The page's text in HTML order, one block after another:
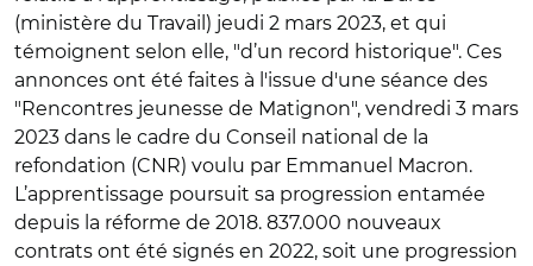
(ministère du Travail) jeudi 2 mars 2023, et qui
témoignent selon elle, "d’un record historique". Ces
annonces ont été faites à l'issue d'une séance des
"Rencontres jeunesse de Matignon", vendredi 3 mars
2023 dans le cadre du Conseil national de la
refondation (CNR) voulu par Emmanuel Macron.
L’apprentissage poursuit sa progression entamée
depuis la réforme de 2018. 837.000 nouveaux
contrats ont été signés en 2022, soit une progression